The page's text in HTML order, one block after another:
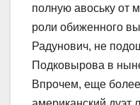
полную авоську от
роли обиженного
Радунович, не
Подковырова в
Впрочем, еще